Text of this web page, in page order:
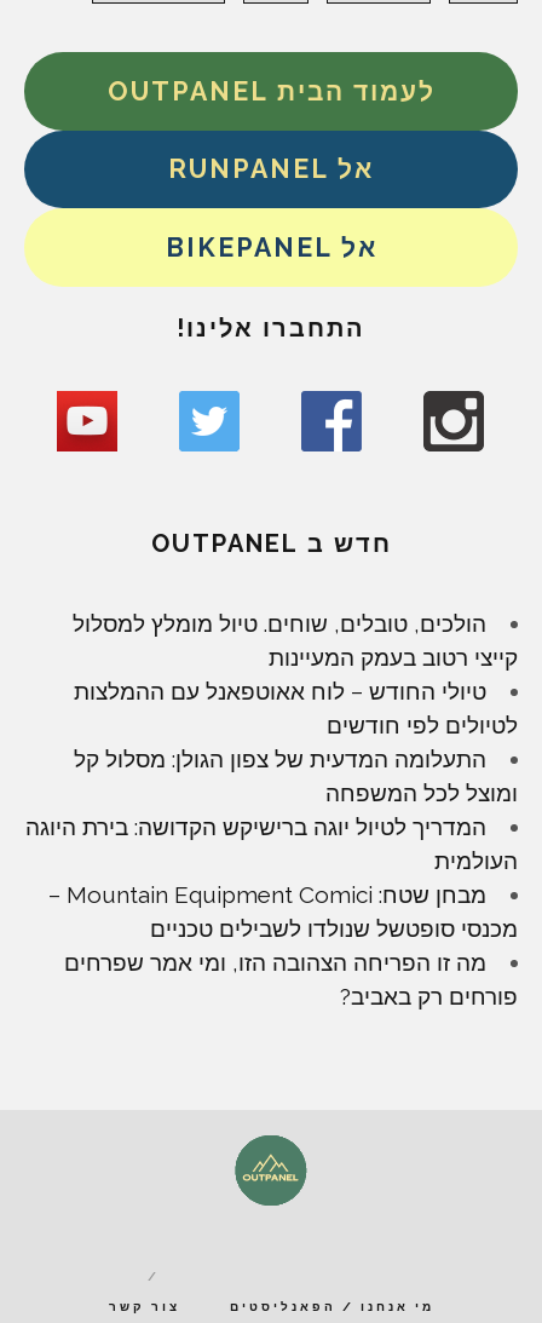
לעמוד הבית OUTPANEL
אל RUNPANEL
אל BIKEPANEL
התחברו אלינו!
חדש ב OUTPANEL
הולכים, טובלים, שוחים. טיול מומלץ למסלול
קייצי רטוב בעמק המעיינות
טיולי החודש – לוח אאוטפאנל עם ההמלצות
לטיולים לפי חודשים
התעלומה המדעית של צפון הגולן: מסלול קל
ומוצל לכל המשפחה
המדריך לטיול יוגה ברישיקש הקדושה: בירת היוגה
העולמית
מבחן שטח: Mountain Equipment Comici –
מכנסי סופטשל שנולדו לשבילים טכניים
מה זו הפריחה הצהובה הזו, ומי אמר שפרחים
פורחים רק באביב?
מי אנחנו / הפאנליסטים צור קשר